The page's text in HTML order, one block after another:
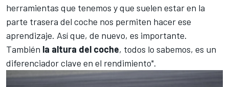
herramientas que tenemos y que suelen estar en la
parte trasera del coche nos permiten hacer ese
aprendizaje. Así que, de nuevo, es importante.
También la altura del coche, todos lo sabemos, es un
diferenciador clave en el rendimiento".